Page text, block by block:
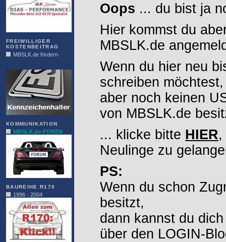
FREIWILLIGER
KOSTENBEITRAG
MBSLK.de fördern
KOMMUNIKATION
MBSLK.de-FOREN
BAUREIHE R170
1996 - 2004
Oops ... du bist ja
Hier kommst du
MBSLK.de
Wenn du hier neu
schreiben möchtest,
aber noch keinen
von MBSLK.de
... klicke bitte HIER,
Neulinge zu
PS:
Wenn du schon
besitzt,
dann kannst du
über den LOGIN-